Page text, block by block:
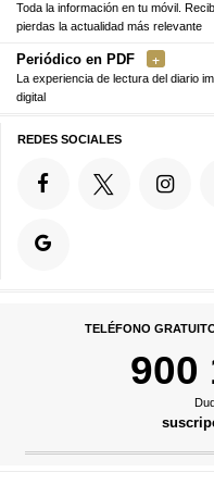
Toda la información en tu móvil.
pierdas la actualidad más relevante
Periódico en PDF
La experiencia de lectura del diario
digital
REDES SOCIALES
TELÉFONO
900